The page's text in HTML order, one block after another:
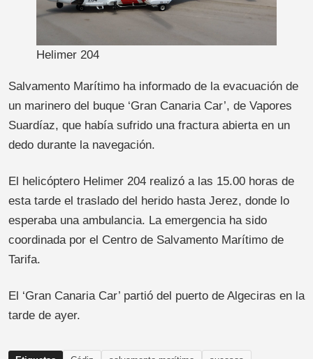
Helimer 204
Salvamento Marítimo ha informado de la evacuación de
un marinero del buque ‘Gran Canaria Car’, de Vapores
Suardíaz, que había sufrido una fractura abierta en un
dedo durante la navegación.
El helicóptero Helimer 204 realizó a las 15.00 horas de
esta tarde el traslado del herido hasta Jerez, donde lo
esperaba una ambulancia. La emergencia ha sido
coordinada por el Centro de Salvamento Marítimo de
Tarifa.
El ‘Gran Canaria Car’ partió del puerto de Algeciras en la
tarde de ayer.